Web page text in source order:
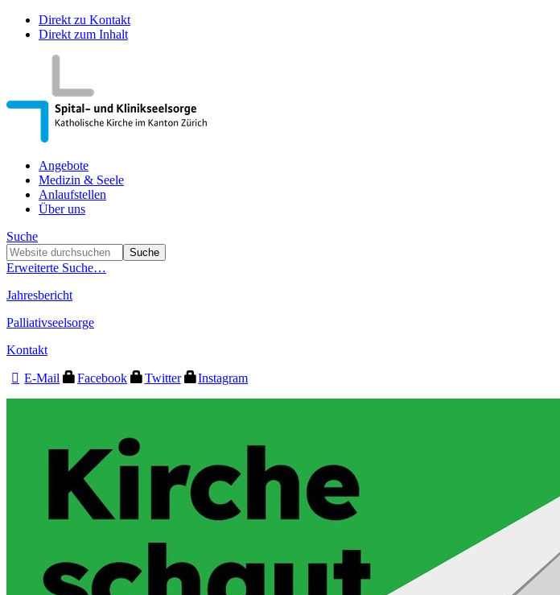
Direkt zu Kontakt
Direkt zum Inhalt
Angebote
Medizin & Seele
Anlaufstellen
Über uns
Suche
Erweiterte Suche…
Jahresbericht
Palliativseelsorge
Kontakt
E-Mail Facebook Twitter Instagram